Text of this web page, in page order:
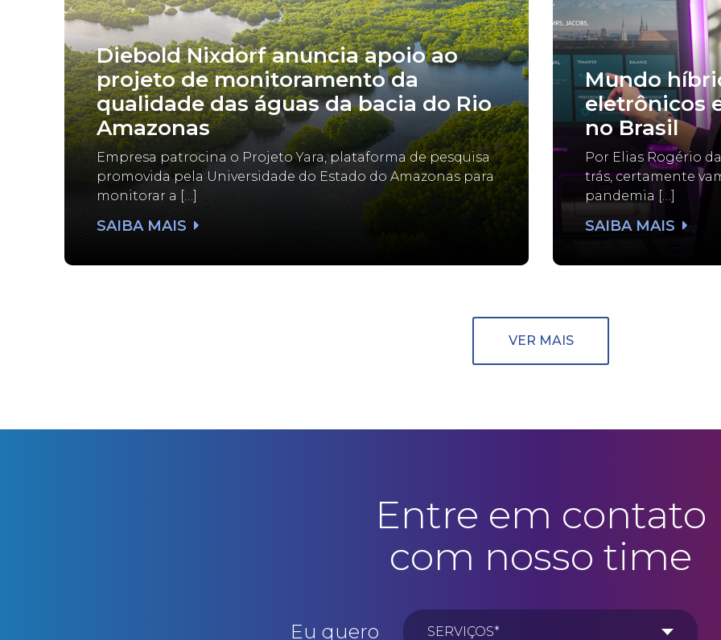
Diebold Nixdorf anuncia apoio ao
projeto de monitoramento da
qualidade das águas da bacia do Rio
Amazonas
Empresa patrocina o Projeto Yara, plataforma de pesquisa
promovida pela Universidade do Estado do Amazonas para
monitorar a […]
SAIBA MAIS
Mundo
eletrônicos
no Brasil
Por Elias Rogério
trás, certamente
pandemia […]
SAIBA MAIS
VER MAIS
Entre em contato
com nosso time
Eu quero